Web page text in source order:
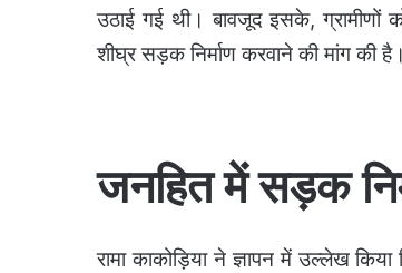
उठाई गई थी। बावजूद इसके,
शीघ्र सड़क निर्माण करवाने की मांग की है।
जनहित में सड़क
रामा काकोड़िया ने ज्ञापन में उल्लेख